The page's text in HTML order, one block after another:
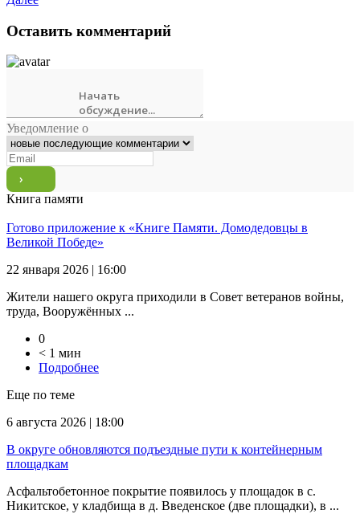
Оставить комментарий
Уведомление о
Книга памяти
Готово приложение к «Книге Памяти. Домодедовцы в
Великой Победе»
22 января 2026 | 16:00
Жители нашего округа приходили в Совет ветеранов войны,
труда, Вооружённых ...
0
< 1 мин
Подробнее
Еще по теме
6 августа 2026 | 18:00
В округе обновляются подъездные пути к контейнерным
площадкам
Асфальтобетонное покрытие появилось у площадок в с.
Никитское, у кладбища в д. Введенское (две площадки), в ...